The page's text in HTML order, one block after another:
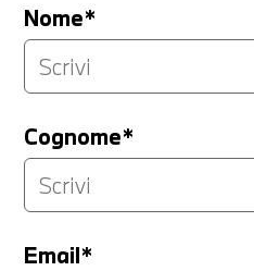
Nome*
Cognome*
Email*